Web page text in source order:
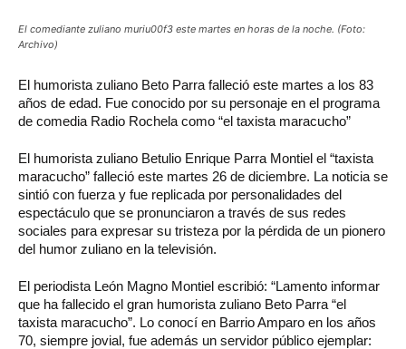
El comediante zuliano muriu00f3 este martes en horas de la noche. (Foto:
Archivo)
El humorista zuliano Beto Parra falleció este martes a los 83
años de edad. Fue conocido por su personaje en el programa
de comedia Radio Rochela como “el taxista maracucho”
El humorista zuliano Betulio Enrique Parra Montiel el “taxista
maracucho” falleció este martes 26 de diciembre. La noticia se
sintió con fuerza y fue replicada por personalidades del
espectáculo que se pronunciaron a través de sus redes
sociales para expresar su tristeza por la pérdida de un pionero
del humor zuliano en la televisión.
El periodista León Magno Montiel escribió: “Lamento informar
que ha fallecido el gran humorista zuliano Beto Parra “el
taxista maracucho”. Lo conocí en Barrio Amparo en los años
70, siempre jovial, fue además un servidor público ejemplar: